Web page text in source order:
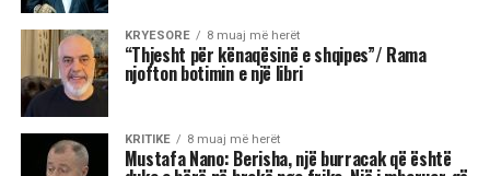
Klan, astrologia Meri Shehu bëri parashikimin
për 12 shenjat e horoskopit, duke e quajtur këtë
periudhë një “pikë kthese” në shumë aspekte të
jetës. Me Diellin që ka hyrë në shenjën e
Peshores dhe Marsin që po futet në Akrep,
universi na fton të kërkojmë ekuilibër, të